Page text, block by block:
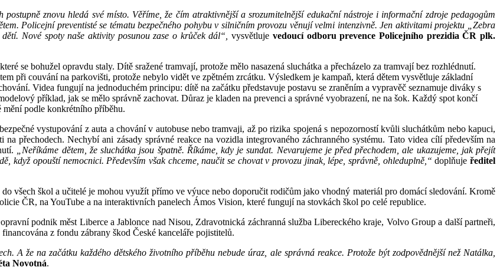
znovu hledá své místo. Věříme, že čím atraktivnější a srozumitelnější edukační nástroje i informační zdroje pedagogům
Policejní preventisté se tématu bezpečného pohybu v silničním provozu věnují velmi intenzivně. Jen aktivitami projektu „Zebra
Nové spoty naše aktivity posunou zase o krůček dál“,
vysvětluje vedoucí odboru prevence Policejního prezidia ČR plk.
se bohužel opravdu staly. Dítě sražené tramvají, protože mělo nasazená sluchátka a přecházelo za tramvají bez rozhlédnutí.
při couvání na parkovišti, protože nebylo vidět ve zpětném zrcátku. Výsledkem je kampaň, která dětem vysvětluje základní
Videa fungují na jednoduchém principu: dítě na začátku představuje postavu se zraněním a vypravěč seznamuje diváky s
příklad, jak se mělo správně zachovat. Důraz je kladen na prevenci a správné vyobrazení, ne na šok. Každý spot končí
mění podle konkrétního příběhu.
vystupování z auta a chování v autobuse nebo tramvaji, až po rizika spojená s nepozorností kvůli sluchátkům nebo kapuci,
přechodech. Nechybí ani zásady správné reakce na vozidla integrovaného záchranného systému. Tato videa cílí především na
„Neříkáme dětem, že sluchátka jsou špatně. Říkáme, kdy je sundat. Nevarujeme je před přechodem, ale ukazujeme, jak přejít
když opouští nemocnici. Především však chceme, naučit se chovat v provozu jinak, lépe, správně, ohleduplně,“doplňujeředitel
všech škol a učitelé je mohou využít přímo ve výuce nebo doporučit rodičům jako vhodný materiál pro domácí sledování. Kromě
ČR, na YouTube a na interaktivních panelech Ámos Vision, které fungují na stovkách škol po celé republice.
podnik měst Liberce a Jablonce nad Nisou, Zdravotnická záchranná služba Libereckého kraje, Volvo Group a další partneři,
z fondu zábrany škod České kanceláře pojistitelů.
A že na začátku každého dětského životního příběhu nebude úraz, ale správná reakce. Protože být zodpovědnější než Natálka,
Novotná.